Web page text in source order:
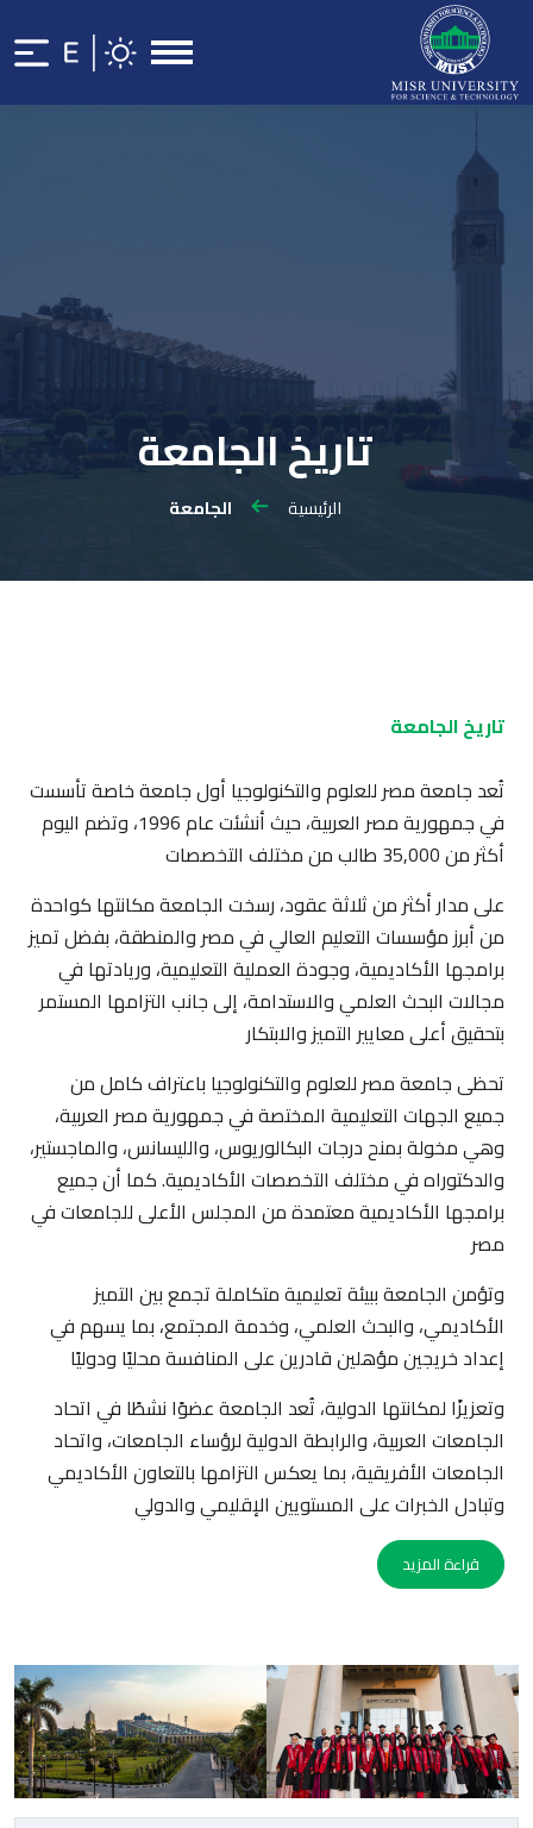
تاريخ الجامعة
الرئيسية الجامعة
تاريخ الجامعة
تُعد جامعة مصر للعلوم والتكنولوجيا أول جامعة خاصة تأسست
في جمهورية مصر العربية، حيث أنشئت عام 1996، وتضم اليوم
أكثر من 35,000 طالب من مختلف التخصصات
على مدار أكثر من ثلاثة عقود، رسخت الجامعة مكانتها كواحدة
من أبرز مؤسسات التعليم العالي في مصر والمنطقة، بفضل تميز
برامجها الأكاديمية، وجودة العملية التعليمية، وريادتها في
مجالات البحث العلمي والاستدامة، إلى جانب التزامها المستمر
بتحقيق أعلى معايير التميز والابتكار
تحظى جامعة مصر للعلوم والتكنولوجيا باعتراف كامل من
جميع الجهات التعليمية المختصة في جمهورية مصر العربية،
وهي مخولة بمنح درجات البكالوريوس، والليسانس، والماجستير،
والدكتوراه في مختلف التخصصات الأكاديمية. كما أن جميع
برامجها الأكاديمية معتمدة من المجلس الأعلى للجامعات في
مصر
وتؤمن الجامعة ببيئة تعليمية متكاملة تجمع بين التميز
الأكاديمي، والبحث العلمي، وخدمة المجتمع، بما يسهم في
إعداد خريجين مؤهلين قادرين على المنافسة محليًا ودوليًا
وتعزيزًا لمكانتها الدولية، تُعد الجامعة عضوًا نشطًا في اتحاد
الجامعات العربية، والرابطة الدولية لرؤساء الجامعات، واتحاد
الجامعات الأفريقية، بما يعكس التزامها بالتعاون الأكاديمي
وتبادل الخبرات على المستويين الإقليمي والدولي
قراءة المزيد